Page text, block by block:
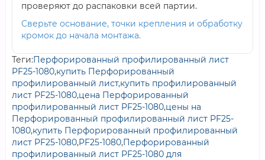
проверяют до распаковки всей партии.
Сверьте основание, точки крепления и обработку
кромок до начала монтажа.
Теги:Перфорированный профилированный лист
PF25-1080,купить Перфорированный
профилированный лист,купить профилированный
лист PF25-1080,цена Перфорированный
профилированный лист PF25-1080,цены на
Перфорированный профилированный лист PF25-
1080,купить Перфорированный профилированный
лист PF25-1080,PF25-1080,Перфорированный
профилированный лист PF25-1080 для